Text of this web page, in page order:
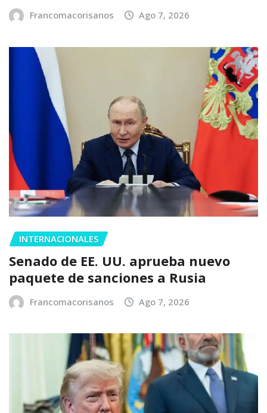
Francomacorisanos Ago 7, 2026
INTERNACIONALES
Senado de EE. UU. aprueba nuevo
paquete de sanciones a Rusia
Francomacorisanos Ago 7, 2026